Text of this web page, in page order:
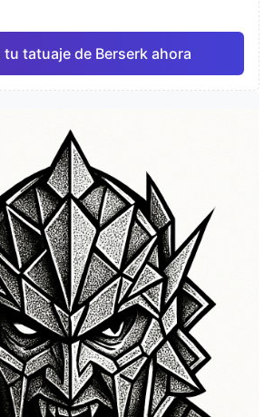
tu tatuaje de Berserk ahora